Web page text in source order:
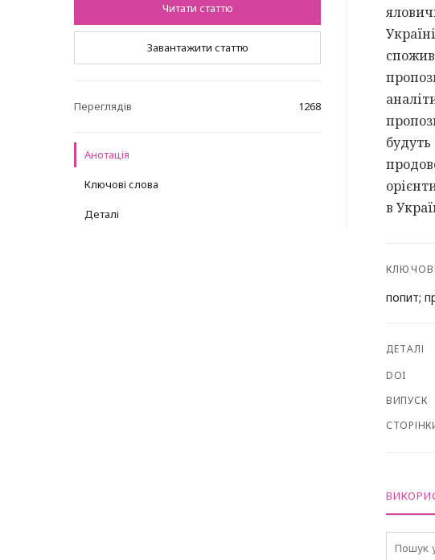
Читати статтю
Завантажити статтю
Переглядів 1268
Анотація
Ключові слова
Деталі
в
попит;
ДЕТАЛІ
DOI
ВИПУСК